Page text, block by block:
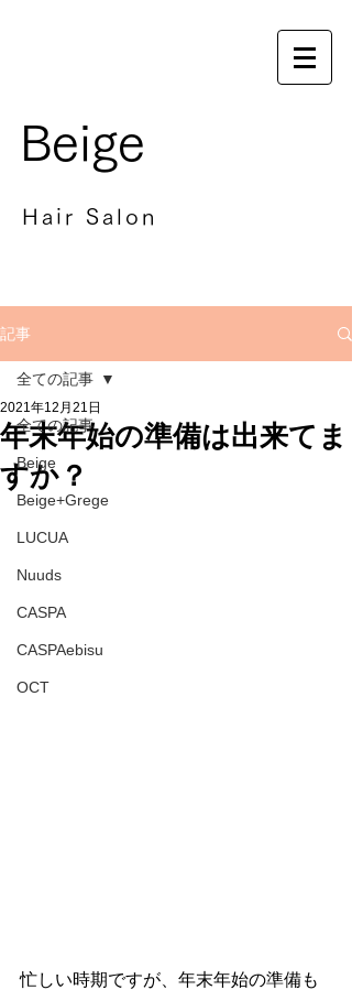
Beige
Hair Salon
記事
全ての記事
Beige
Beige+Grege
LUCUA
Nuuds
CASPA
CASPAebisu
OCT
全ての記事
年末年始の準備は出来てま
すか？
2021年12月21日
忙しい時期ですが、年末年始の準備も